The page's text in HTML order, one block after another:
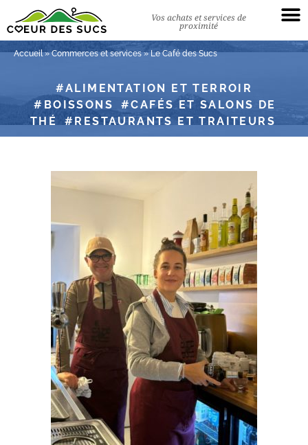
Vos achats et services de
proximité
Accueil»Commerces et services»Le Café des Sucs
ALIMENTATION ET TERROIR
BOISSONS
CAFÉS ET SALONS DE
THÉ
RESTAURANTS ET TRAITEURS